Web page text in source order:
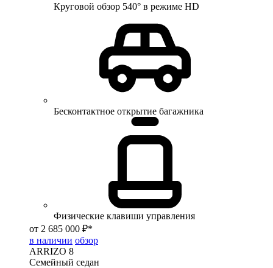
Круговой обзор 540° в режиме HD
Бесконтактное открытие багажника
Физические клавиши управления
от 2 685 000 ₽*
в наличии обзор
ARRIZO 8
Семейный седан